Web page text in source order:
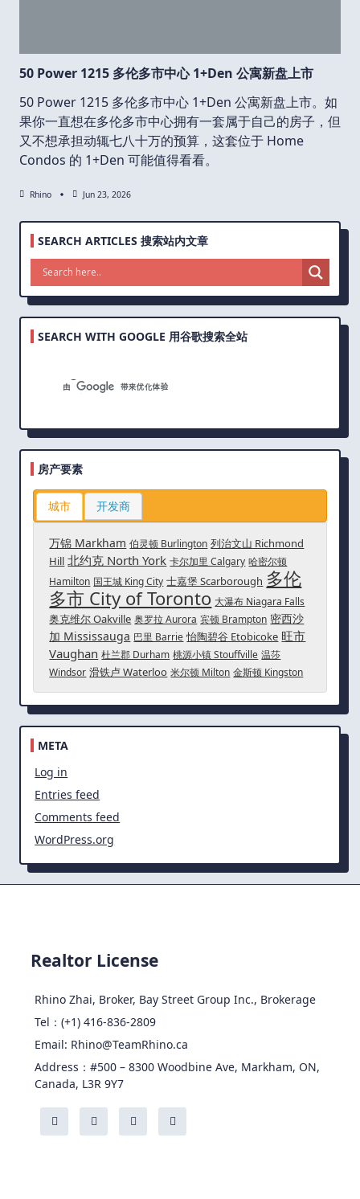
50 Power 1215 多伦多市中心 1+Den 公寓新盘上市
50 Power 1215 多伦多市中心 1+Den 公寓新盘上市。如
果你一直想在多伦多市中心拥有一套属于自己的房子，但
又不想承担动辄七八十万的预算，这套位于 Home
Condos 的 1+Den 可能值得看看。
Rhino Jun 23, 2026
SEARCH ARTICLES 搜索站内文章
SEARCH WITH GOOGLE 用谷歌搜索全站
房产要素
城市 开发商
万锦 Markham 伯灵顿 Burlington 列治文山 Richmond
Hill 北约克 North York 卡尔加里 Calgary 哈密尔顿
Hamilton 国王城 King City 士嘉堡 Scarborough 多伦
多市 City of Toronto 大瀑布 Niagara Falls
奥克维尔 Oakville 奥罗拉 Aurora 宾顿 Brampton 密西沙
加 Mississauga 巴里 Barrie 怡陶碧谷 Etobicoke 旺市
Vaughan 杜兰郡 Durham 桃源小镇 Stouffville 温莎
Windsor 滑铁卢 Waterloo 米尔顿 Milton 金斯顿 Kingston
META
Log in
Entries feed
Comments feed
WordPress.org
Realtor License
Rhino Zhai, Broker, Bay Street Group Inc., Brokerage
Tel：(+1) 416-836-2809
Email: Rhino@TeamRhino.ca
Address：#500 – 8300 Woodbine Ave, Markham, ON,
Canada, L3R 9Y7